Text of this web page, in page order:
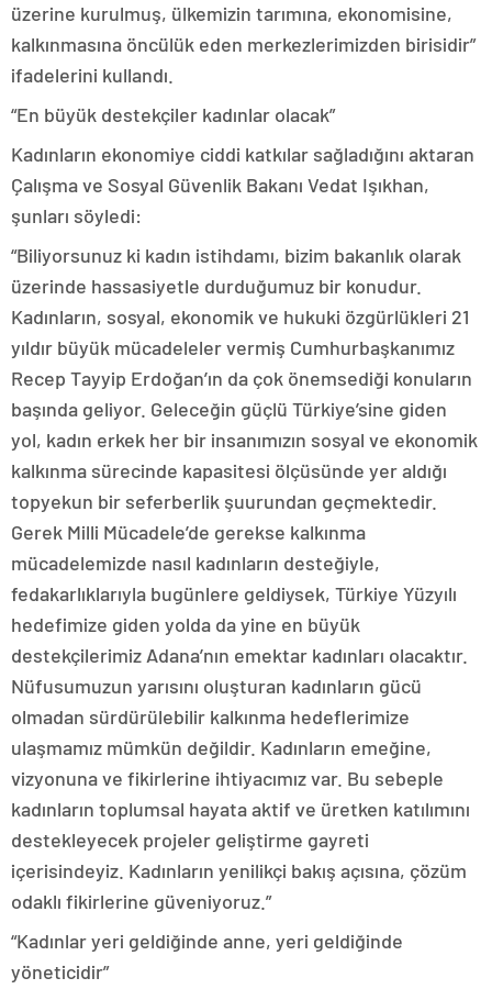
üzerine kurulmuş, ülkemizin tarımına, ekonomisine,
kalkınmasına öncülük eden merkezlerimizden birisidir”
ifadelerini kullandı.
“En büyük destekçiler kadınlar olacak”
Kadınların ekonomiye ciddi katkılar sağladığını aktaran
Çalışma ve Sosyal Güvenlik Bakanı Vedat Işıkhan,
şunları söyledi:
“Biliyorsunuz ki kadın istihdamı, bizim bakanlık olarak
üzerinde hassasiyetle durduğumuz bir konudur.
Kadınların, sosyal, ekonomik ve hukuki özgürlükleri 21
yıldır büyük mücadeleler vermiş Cumhurbaşkanımız
Recep Tayyip Erdoğan’ın da çok önemsediği konuların
başında geliyor. Geleceğin güçlü Türkiye’sine giden
yol, kadın erkek her bir insanımızın sosyal ve ekonomik
kalkınma sürecinde kapasitesi ölçüsünde yer aldığı
topyekun bir seferberlik şuurundan geçmektedir.
Gerek Milli Mücadele’de gerekse kalkınma
mücadelemizde nasıl kadınların desteğiyle,
fedakarlıklarıyla bugünlere geldiysek, Türkiye Yüzyılı
hedefimize giden yolda da yine en büyük
destekçilerimiz Adana’nın emektar kadınları olacaktır.
Nüfusumuzun yarısını oluşturan kadınların gücü
olmadan sürdürülebilir kalkınma hedeflerimize
ulaşmamız mümkün değildir. Kadınların emeğine,
vizyonuna ve fikirlerine ihtiyacımız var. Bu sebeple
kadınların toplumsal hayata aktif ve üretken katılımını
destekleyecek projeler geliştirme gayreti
içerisindeyiz. Kadınların yenilikçi bakış açısına, çözüm
odaklı fikirlerine güveniyoruz.”
“Kadınlar yeri geldiğinde anne, yeri geldiğinde
yöneticidir”